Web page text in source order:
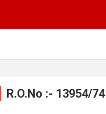
R.O.No :- 13954/74